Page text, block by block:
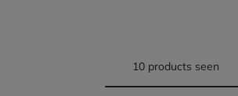
10 products seen